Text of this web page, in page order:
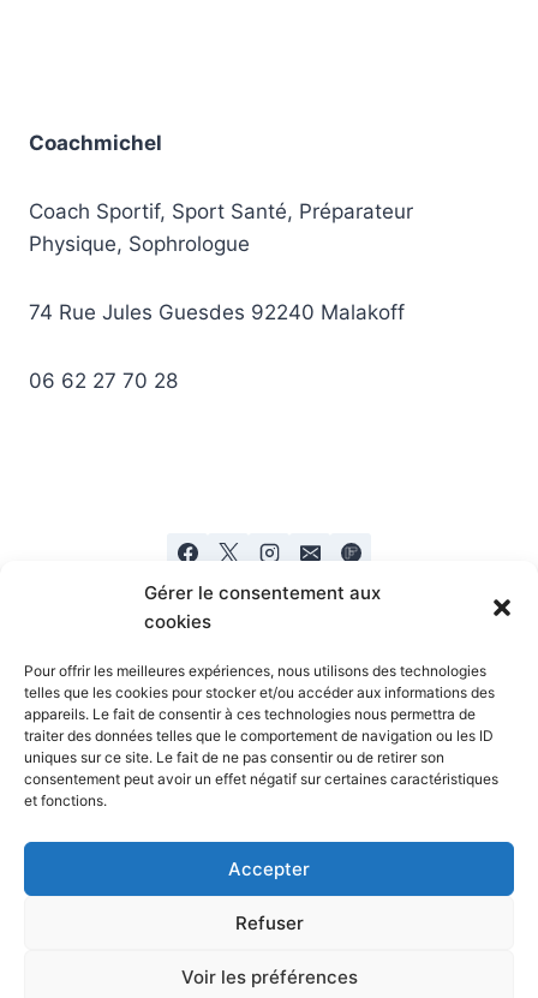
Gérer le consentement aux
cookies
Pour offrir les meilleures expériences, nous utilisons des technologies
telles que les cookies pour stocker et/ou accéder aux informations des
appareils. Le fait de consentir à ces technologies nous permettra de
traiter des données telles que le comportement de navigation ou les ID
uniques sur ce site. Le fait de ne pas consentir ou de retirer son
consentement peut avoir un effet négatif sur certaines caractéristiques
et fonctions.
Accepter
Refuser
Voir les préférences
Coachmichel
Coach Sportif, Sport Santé, Préparateur
Physique, Sophrologue
74 Rue Jules Guesdes 92240 Malakoff
06 62 27 70 28
Mentions legales Politique de confidentialité
© 2026 Coachmichel Coach Sportif, Sport Santé,